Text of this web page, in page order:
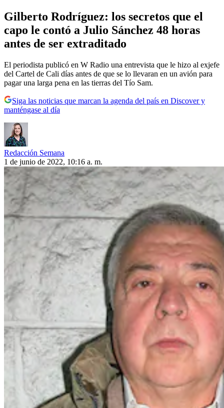
Gilberto Rodríguez: los secretos que el
capo le contó a Julio Sánchez 48 horas
antes de ser extraditado
El periodista publicó en W Radio una entrevista que le hizo al exjefe
del Cartel de Cali días antes de que se lo llevaran en un avión para
pagar una larga pena en las tierras del Tío Sam.
Siga las noticias que marcan la agenda del país en Discover y
manténgase al día
Redacción Semana
1 de junio de 2022, 10:16 a. m.